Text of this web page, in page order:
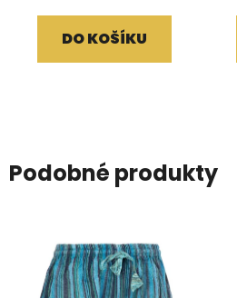
DO KOŠÍKU
Podobné produkty